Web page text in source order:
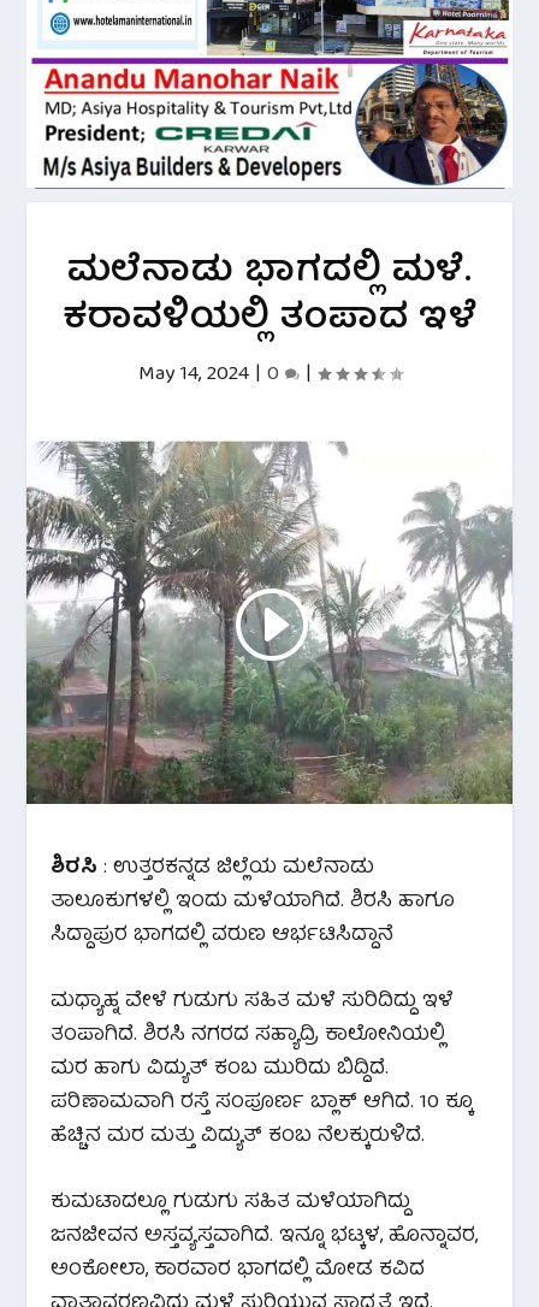
ಮಲೆನಾಡು ಭಾಗದಲ್ಲಿ ಮಳೆ.
ಕರಾವಳಿಯಲ್ಲಿ ತಂಪಾದ ಇಳೆ
May 14, 2024| 0 |
ಶಿರಸಿ : ಉತ್ತರಕನ್ನಡ ಜಿಲ್ಲೆಯ ಮಲೆನಾಡು
ತಾಲೂಕುಗಳಲ್ಲಿ ಇಂದು ಮಳೆಯಾಗಿದೆ. ಶಿರಸಿ ಹಾಗೂ
ಸಿದ್ದಾಪುರ ಭಾಗದಲ್ಲಿ ವರುಣ ಆರ್ಭಟಿಸಿದ್ದಾನೆ
ಮಧ್ಯಾಹ್ನ ವೇಳೆ ಗುಡುಗು ಸಹಿತ ಮಳೆ ಸುರಿದಿದ್ದು ಇಳೆ
ತಂಪಾಗಿದೆ. ಶಿರಸಿ ನಗರದ ಸಹ್ಯಾದ್ರಿ ಕಾಲೋನಿಯಲ್ಲಿ
ಮರ ಹಾಗು ವಿದ್ಯುತ್ ಕಂಬ ಮುರಿದು ಬಿದ್ದಿದೆ.
ಪರಿಣಾಮವಾಗಿ ರಸ್ತೆ ಸಂಪೂರ್ಣ ಬ್ಲಾಕ್ ಆಗಿದೆ. 10 ಕ್ಕೂ
ಹೆಚ್ಚಿನ ಮರ ಮತ್ತು ವಿದ್ಯುತ್ ಕಂಬ ನೆಲಕ್ಕುರುಳಿದೆ.
ಕುಮಟಾದಲ್ಲೂ ಗುಡುಗು ಸಹಿತ ಮಳೆಯಾಗಿದ್ದು
ಜನಜೀವನ ಅಸ್ತವ್ಯಸ್ತವಾಗಿದೆ. ಇನ್ನೂ ಭಟ್ಕಳ, ಹೊನ್ನಾವರ,
ಅಂಕೋಲಾ, ಕಾರವಾರ ಭಾಗದಲ್ಲಿ ಮೋಡ ಕವಿದ